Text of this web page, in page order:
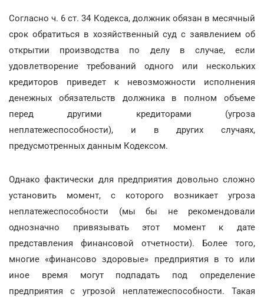
Согласно ч. 6 ст. 34 Кодекса, должник обязан в месячный
срок обратиться в хозяйственный суд с заявлением об
открытии производства по делу в случае, если
удовлетворение требований одного или нескольких
кредиторов приведет к невозможности исполнения
денежных обязательств должника в полном объеме
перед другими кредиторами (угроза
неплатежеспособности), и в других случаях,
предусмотренных данным Кодексом.
Однако фактически для предприятия довольно сложно
установить момент, с которого возникает угроза
неплатежеспособности (мы бы не рекомендовали
однозначно привязывать этот момент к дате
представления финансовой отчетности). Более того,
многие «финансово здоровые» предприятия в то или
иное время могут подпадать под определение
предприятия с угрозой неплатежеспособности. Такая